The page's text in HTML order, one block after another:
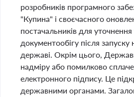
розробників програмного
"Купина" і своєчасного
постачальників для
документообігу після запуску
державі. Окрім цього,
надміру або помилково
електронного підпису. Це
державними органами.